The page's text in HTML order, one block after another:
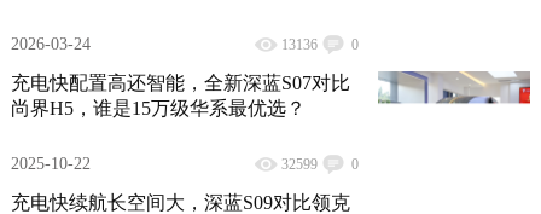
2026-03-24 13136 0
充电快配置高还智能，全新深蓝S07对比
尚界H5，谁是15万级华系最优选？
2025-10-22 32599 0
充电快续航长空间大，深蓝S09对比领克